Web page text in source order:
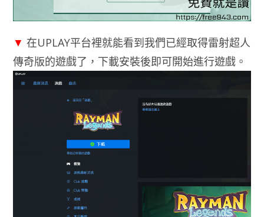
▼ 在UPLAY平台裡就能看到我們已經取得雷射超人
傳奇版的遊戲了，下載安裝後即可開始進行遊戲。